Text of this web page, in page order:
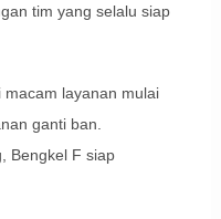
tim yang selalu siap
layanan mulai
ganti ban.
Bengkel F siap